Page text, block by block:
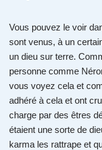
Vous pouvez le voir
sont venus, à un
un dieu sur terre.
personne comme
vous voyez cela et
adhéré à cela et ont
charge par des êtres
étaient une sorte de
karma les rattrape et